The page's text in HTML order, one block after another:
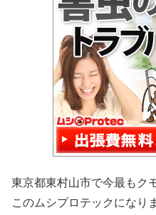
東京都東村山市で今最もク
このムシプロテックになり